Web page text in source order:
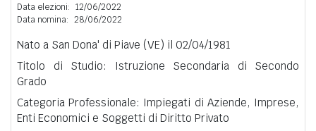
Data elezioni: 12/06/2022
Data nomina: 28/06/2022
Nato a San Dona' di Piave (VE) il 02/04/1981
Titolo di Studio: Istruzione Secondaria di Secondo
Grado
Categoria Professionale: Impiegati di Aziende, Imprese,
Enti Economici e Soggetti di Diritto Privato